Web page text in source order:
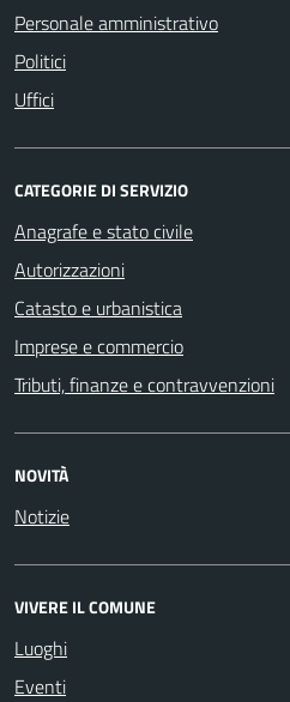
Personale amministrativo
Politici
Uffici
CATEGORIE DI SERVIZIO
Anagrafe e stato civile
Autorizzazioni
Catasto e urbanistica
Imprese e commercio
Tributi, finanze e contravvenzioni
NOVITÀ
Notizie
VIVERE IL COMUNE
Luoghi
Eventi